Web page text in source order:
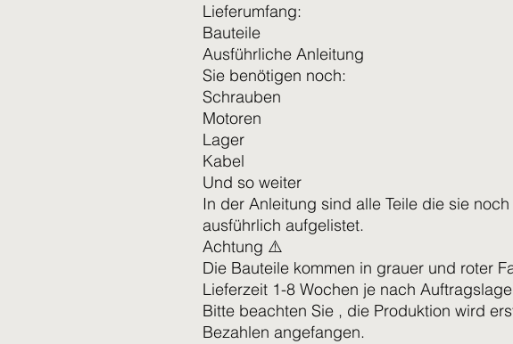
Lieferumfang:
Bauteile
Ausführliche Anleitung
Sie benötigen noch:
Schrauben
Motoren
Lager
Kabel
Und so weiter
In der Anleitung sind alle Teile die sie
ausführlich aufgelistet.
Achtung ⚠️
Die Bauteile kommen in grauer und roter
Lieferzeit 1-8 Wochen je nach Auftragslage
Bitte beachten Sie , die Produktion wird
Bezahlen angefangen.